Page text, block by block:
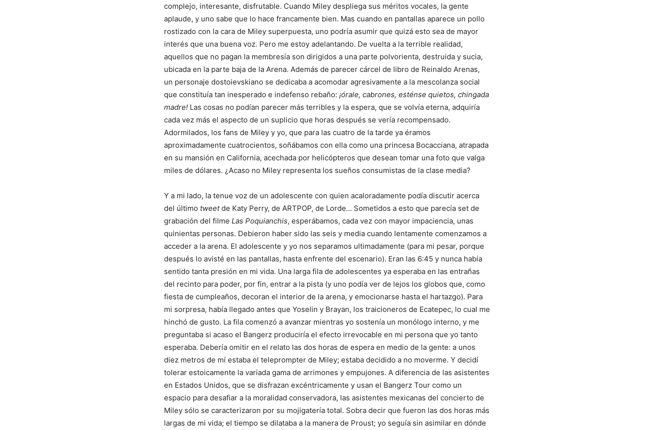
complejo, interesante, disfrutable. Cuando Miley despliega sus méritos vocales, la gente
aplaude, y uno sabe que lo hace francamente bien. Mas cuando en pantallas aparece un pollo
rostizado con la cara de Miley superpuesta, uno podría asumir que quizá esto sea de mayor
interés que una buena voz. Pero me estoy adelantando. De vuelta a la terrible realidad,
aquellos que no pagan la membresía son dirigidos a una parte polvorienta, destruida y sucia,
ubicada en la parte baja de la Arena. Además de parecer cárcel de libro de Reinaldo Arenas,
un personaje dostoievskiano se dedicaba a acomodar agresivamente a la mescolanza social
que constituía tan inesperado e indefenso rebaño: ¡órale, cabrones, esténse quietos, chingada
madre! Las cosas no podían parecer más terribles y la espera, que se volvía eterna, adquiría
cada vez más el aspecto de un suplicio que horas después se vería recompensado.
Adormilados, los fans de Miley y yo, que para las cuatro de la tarde ya éramos
aproximadamente cuatrocientos, soñábamos con ella como una princesa Bocacciana, atrapada
en su mansión en California, acechada por helicópteros que desean tomar una foto que valga
miles de dólares. ¿Acaso no Miley representa los sueños consumistas de la clase media?
Y a mi lado, la tenue voz de un adolescente con quien acaloradamente podía discutir acerca
del último tweetde Katy Perry, de ARTPOP, de Lorde… Sometidos a esto que parecía set de
grabación del filme Las Poquianchis, esperábamos, cada vez con mayor impaciencia, unas
quinientas personas. Debieron haber sido las seis y media cuando lentamente comenzamos a
acceder a la arena. El adolescente y yo nos separamos ultimadamente (para mi pesar, porque
después lo avisté en las pantallas, hasta enfrente del escenario). Eran las 6:45 y nunca había
sentido tanta presión en mi vida. Una larga fila de adolescentes ya esperaba en las entrañas
del recinto para poder, por fin, entrar a la pista (y uno podía ver de lejos los globos que, como
fiesta de cumpleaños, decoran el interior de la arena, y emocionarse hasta el hartazgo). Para
mi sorpresa, había llegado antes que Yoselin y Brayan, los traicioneros de Ecatepec, lo cual me
hinchó de gusto. La fila comenzó a avanzar mientras yo sostenía un monólogo interno, y me
preguntaba si acaso el Bangerz produciría el efecto irrevocable en mi persona que yo tanto
esperaba. Debería omitir en el relato las dos horas de espera en medio de la gente: a unos
diez metros de mí estaba el teleprompter de Miley; estaba decidido a no moverme. Y decidí
tolerar estoicamente la variada gama de arrimones y empujones. A diferencia de las asistentes
en Estados Unidos, que se disfrazan excéntricamente y usan el Bangerz Tour como un
espacio para desafiar a la moralidad conservadora, las asistentes mexicanas del concierto de
Miley sólo se caracterizaron por su mojigatería total. Sobra decir que fueron las dos horas más
largas de mi vida; el tiempo se dilataba a la manera de Proust; yo seguía sin asimilar en dónde